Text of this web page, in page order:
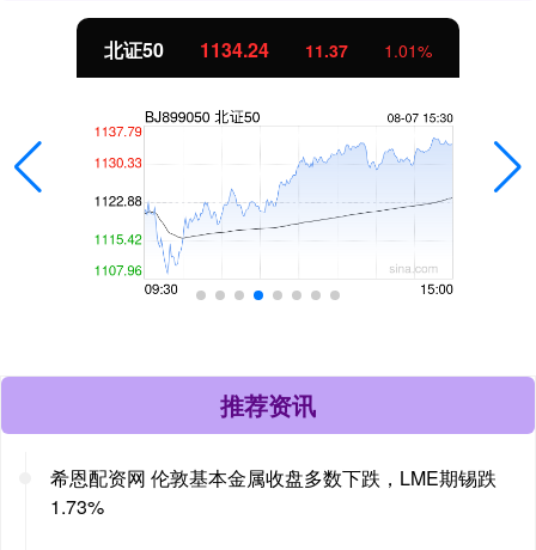
北证50 1134.24 11.37 1.01%
推荐资讯
希恩配资网 伦敦基本金属收盘多数下跌，LME期锡跌
1.73%